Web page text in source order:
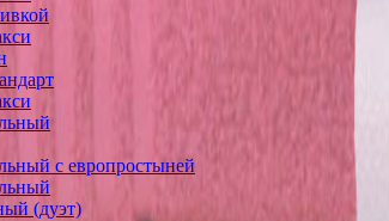
с европростыней
(дуэт)